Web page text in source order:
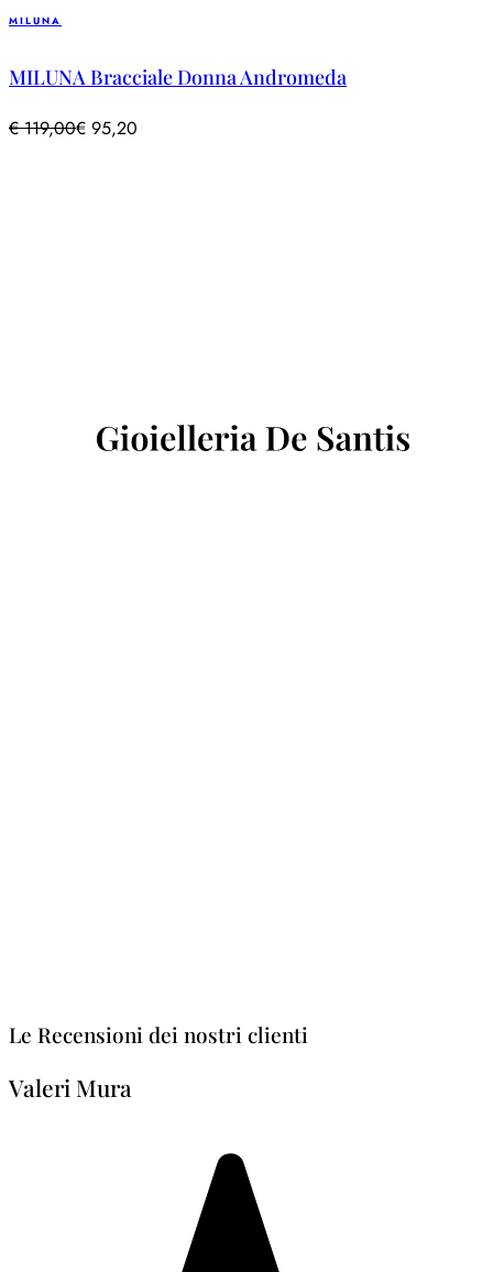
MILUNA
MILUNA Bracciale Donna Andromeda
€119,00€ 95,20
Le Recensioni dei nostri clienti
Valeri Mura